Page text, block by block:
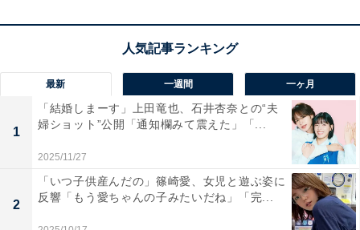
最新 一週間 一ヶ月
1
「結婚しまーす」上田竜也、石井杏奈との“夫
婦ショット”公開「通知欄みて震えた」「...
2025/11/27
2
「いつ子供産んだの」篠崎愛、女児と遊ぶ姿に
反響「もう愛ちゃんの子みたいだね」「完...